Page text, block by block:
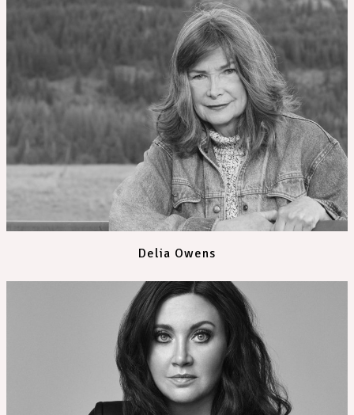
Delia Owens